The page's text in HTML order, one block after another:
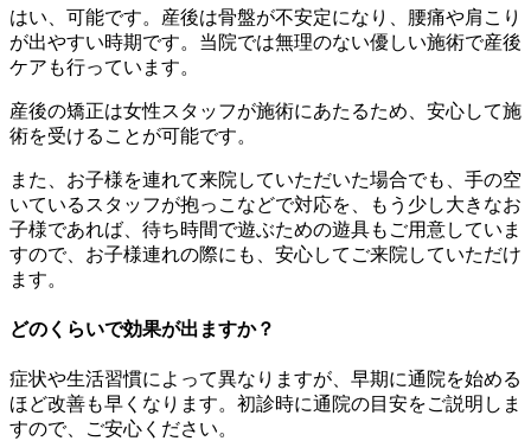
はい、可能です。産後は骨盤が不安定になり、腰痛や肩こり
が出やすい時期です。当院では無理のない優しい施術で産後
ケアも行っています。
産後の矯正は女性スタッフが施術にあたるため、安心して施
術を受けることが可能です。
また、お子様を連れて来院していただいた場合でも、手の空
いているスタッフが抱っこなどで対応を、もう少し大きなお
子様であれば、待ち時間で遊ぶための遊具もご用意していま
すので、お子様連れの際にも、安心してご来院していただけ
ます。
どのくらいで効果が出ますか？
症状や生活習慣によって異なりますが、早期に通院を始める
ほど改善も早くなります。初診時に通院の目安をご説明しま
すので、ご安心ください。